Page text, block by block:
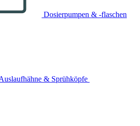
Dosierpumpen & -flaschen
& Sprühköpfe